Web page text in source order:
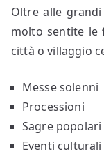
Oltre alle
molto sentite le
città o villaggio
Messe solenni
Processioni
Sagre popolari
Eventi